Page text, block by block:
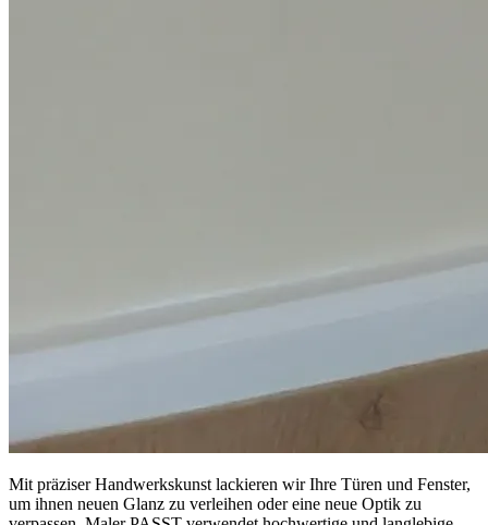
Mit präziser Handwerkskunst lackieren wir Ihre Türen und Fenster,
um ihnen neuen Glanz zu verleihen oder eine neue Optik zu